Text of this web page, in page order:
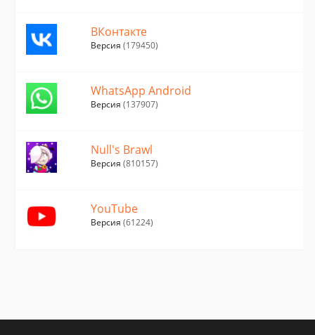
ВКонтакте
Версия (179450)
WhatsApp Android
Версия (137907)
Null's Brawl
Версия (810157)
YouTube
Версия (61224)